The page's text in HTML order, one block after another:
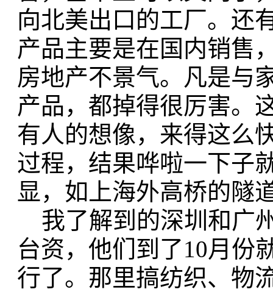
向北美出口的工厂。还
产品主要是在国内销售
房地产不景气。凡是与
产品，都掉得很厉害。
有人的想像，来得这么
过程，结果哗啦一下子
显，如上海外高桥的隧
我了解到的深圳和广
台资，他们到了10月份
行了。那里搞纺织、物